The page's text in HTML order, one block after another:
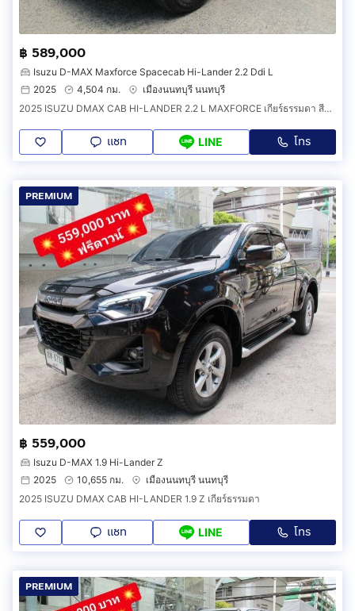
฿ 589,000
Isuzu D-MAX Maxforce Spacecab Hi-Lander 2.2 Ddi L
2025
4,504 กม.
เมืองนนทบุรี นนทบุรี
2025 ISUZU DMAX CAB HI-LANDER 2.2 L MAXFORCE เกียร์ธรรมดา สีบรอนเทา
แชท LINE โทร
PREMIUM
฿ 559,000
Isuzu D-MAX 1.9 Hi-Lander Z
2025
10,655 กม.
เมืองนนทบุรี นนทบุรี
2025 ISUZU DMAX CAB HI-LANDER 1.9 Z เกียร์ธรรมดา
แชท LINE โทร
PREMIUM